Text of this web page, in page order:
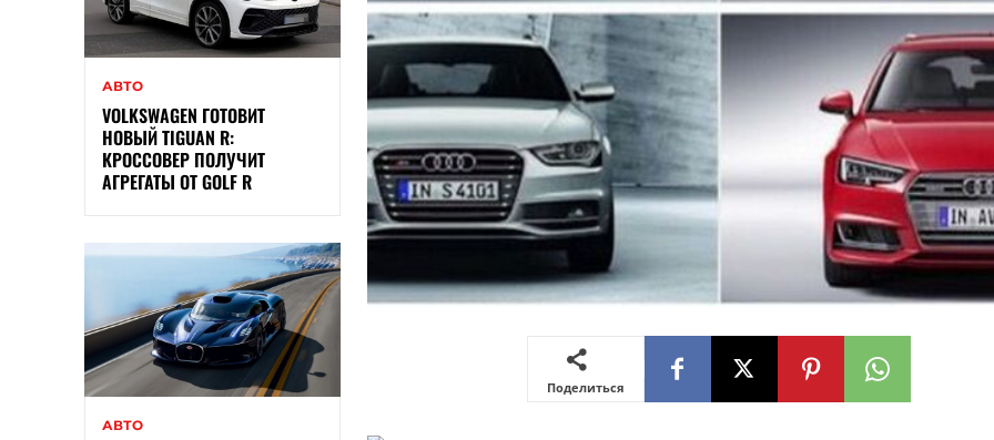
АВТО
VOLKSWAGEN ГОТОВИТ
НОВЫЙ TIGUAN R:
КРОССОВЕР ПОЛУЧИТ
АГРЕГАТЫ ОТ GOLF R
АВТО
Поделиться